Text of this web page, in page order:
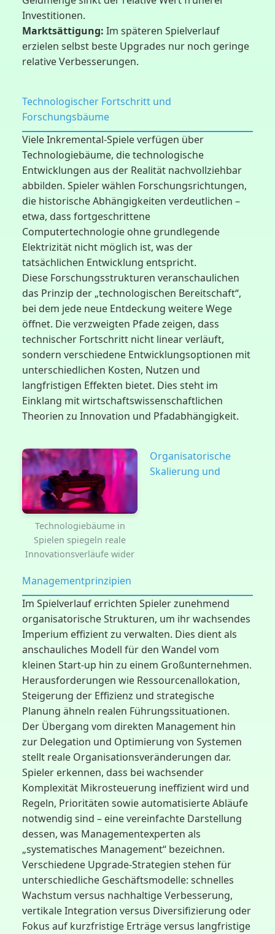
Investitionen.
Marktsättigung: Im späteren Spielverlauf
erzielen selbst beste Upgrades nur noch geringe
relative Verbesserungen.
Technologischer Fortschritt und
Forschungsbäume
Viele Inkremental-Spiele verfügen über
Technologiebäume, die technologische
Entwicklungen aus der Realität nachvollziehbar
abbilden. Spieler wählen Forschungsrichtungen,
die historische Abhängigkeiten verdeutlichen –
etwa, dass fortgeschrittene
Computertechnologie ohne grundlegende
Elektrizität nicht möglich ist, was der
tatsächlichen Entwicklung entspricht.
Diese Forschungsstrukturen veranschaulichen
das Prinzip der „technologischen Bereitschaft“,
bei dem jede neue Entdeckung weitere Wege
öffnet. Die verzweigten Pfade zeigen, dass
technischer Fortschritt nicht linear verläuft,
sondern verschiedene Entwicklungsoptionen mit
unterschiedlichen Kosten, Nutzen und
langfristigen Effekten bietet. Dies steht im
Einklang mit wirtschaftswissenschaftlichen
Theorien zu Innovation und Pfadabhängigkeit.
Technologiebäume in
Spielen spiegeln reale
Innovationsverläufe wider
Organisatorische
Skalierung und
Managementprinzipien
Im Spielverlauf errichten Spieler zunehmend
organisatorische Strukturen, um ihr wachsendes
Imperium effizient zu verwalten. Dies dient als
anschauliches Modell für den Wandel vom
kleinen Start-up hin zu einem Großunternehmen.
Herausforderungen wie Ressourcenallokation,
Steigerung der Effizienz und strategische
Planung ähneln realen Führungssituationen.
Der Übergang vom direkten Management hin
zur Delegation und Optimierung von Systemen
stellt reale Organisationsveränderungen dar.
Spieler erkennen, dass bei wachsender
Komplexität Mikrosteuerung ineffizient wird und
Regeln, Prioritäten sowie automatisierte Abläufe
notwendig sind – eine vereinfachte Darstellung
dessen, was Managementexperten als
„systematisches Management“ bezeichnen.
Verschiedene Upgrade-Strategien stehen für
unterschiedliche Geschäftsmodelle: schnelles
Wachstum versus nachhaltige Verbesserung,
vertikale Integration versus Diversifizierung oder
Fokus auf kurzfristige Erträge versus langfristige